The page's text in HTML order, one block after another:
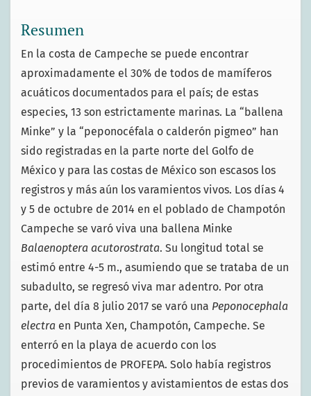
Resumen
En la costa de Campeche se puede encontrar
aproximadamente el 30% de todos de mamíferos
acuáticos documentados para el país; de estas
especies, 13 son estrictamente marinas. La “ballena
Minke” y la “peponocéfala o calderón pigmeo” han
sido registradas en la parte norte del Golfo de
México y para las costas de México son escasos los
registros y más aún los varamientos vivos. Los días 4
y 5 de octubre de 2014 en el poblado de Champotón
Campeche se varó viva una ballena Minke
Balaenoptera acutorostrata. Su longitud total se
estimó entre 4-5 m., asumiendo que se trataba de un
subadulto, se regresó viva mar adentro. Por otra
parte, del día 8 julio 2017 se varó una Peponocephala
electra en Punta Xen, Champotón, Campeche. Se
enterró en la playa de acuerdo con los
procedimientos de PROFEPA. Solo había registros
previos de varamientos y avistamientos de estas dos